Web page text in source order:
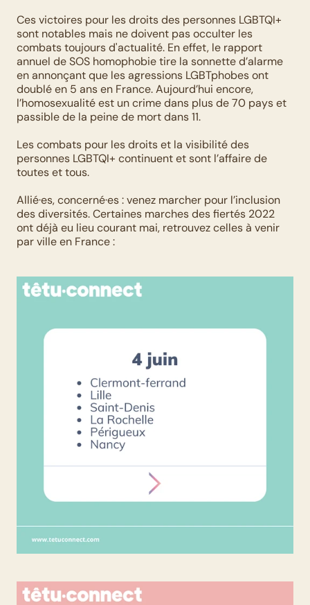
Ces victoires pour les droits des personnes LGBTQI+
sont notables mais ne doivent pas occulter les
combats toujours d'actualité. En effet, le rapport
annuel de SOS homophobie tire la sonnette d’alarme
en annonçant que les agressions LGBTphobes ont
doublé en 5 ans en France. Aujourd’hui encore,
l’homosexualité est un crime dans plus de 70 pays et
passible de la peine de mort dans 11.
Les combats pour les droits et la visibilité des
personnes LGBTQI+ continuent et sont l’affaire de
toutes et tous.
Allié·es, concerné·es : venez marcher pour l’inclusion
des diversités. Certaines marches des fiertés 2022
ont déjà eu lieu courant mai, retrouvez celles à venir
par ville en France :